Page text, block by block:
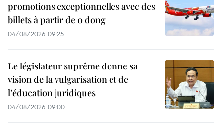
promotions exceptionnelles avec des
billets à partir de 0 dong
04/08/2026 09:25
Le législateur suprême donne sa
vision de la vulgarisation et de
l’éducation juridiques
04/08/2026 09:00